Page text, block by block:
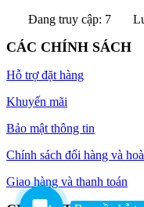
Đang truy cập: 7
CÁC CHÍNH SÁCH
Hỗ trợ đặt hàng
Khuyến mãi
Bảo mật thông tin
Chính sách đổi hàng và
Giao hàng và thanh toán